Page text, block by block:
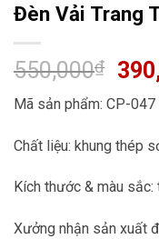
Đèn Vải Trang
550,000₫
Giá
là:
Mã sản phẩm: CP-047
Chất liệu: khung thép
Kích thước & màu sắc:
Xưởng nhận sản xuất